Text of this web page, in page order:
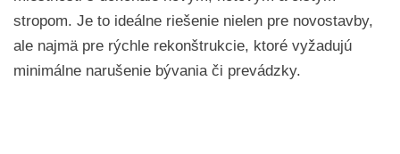
stropom. Je to ideálne riešenie nielen pre novostavby,
ale najmä pre rýchle rekonštrukcie, ktoré vyžadujú
minimálne narušenie bývania či prevádzky.